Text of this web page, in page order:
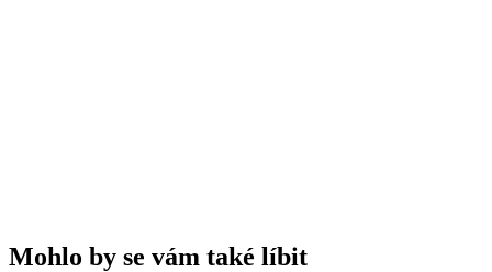
Mohlo by se vám také líbit